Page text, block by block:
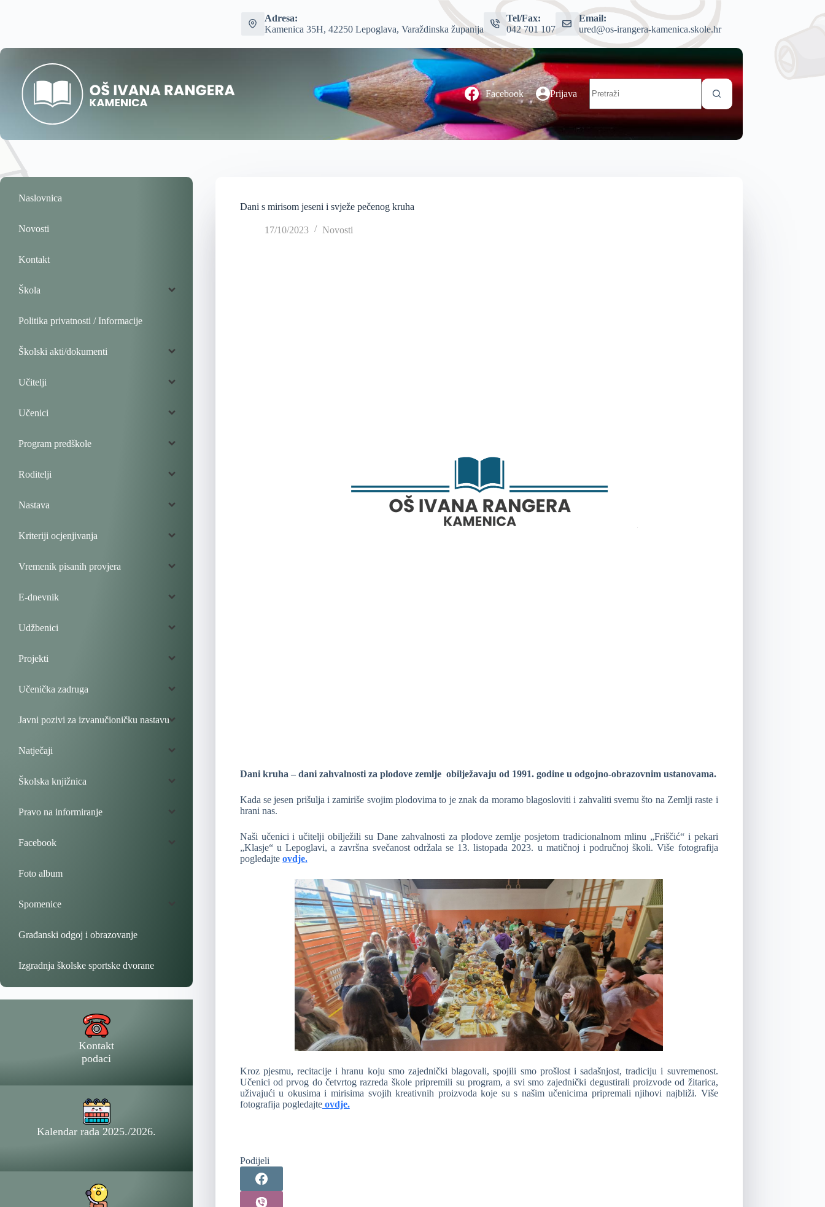
Adresa:
Kamenica 35H, 42250 Lepoglava, Varaždinska županija
Tel/Fax:
042 701 107
Email:
ured@os-irangera-kamenica.skole.hr
Facebook Prijava
Dani s mirisom jeseni i svježe pečenog kruha
17/10/2023 Novosti
Dani kruha – dani zahvalnosti za plodove zemlje obilježavaju od 1991. godine u odgojno-obrazovnim ustanovama.
Kada se jesen prišulja i zamiriše svojim plodovima to je znak da moramo blagosloviti i zahvaliti svemu što na Zemlji raste i
hrani nas.
Naši učenici i učitelji obilježili su Dane zahvalnosti za plodove zemlje posjetom tradicionalnom mlinu „Friščić“ i pekari
„Klasje“ u Lepoglavi, a završna svečanost održala se 13. listopada 2023. u matičnoj i područnoj školi. Više fotografija
pogledajte ovdje.
Kroz pjesmu, recitacije i hranu koju smo zajednički blagovali, spojili smo prošlost i sadašnjost, tradiciju i suvremenost.
Učenici od prvog do četvrtog razreda škole pripremili su program, a svi smo zajednički degustirali proizvode od žitarica,
uživajući u okusima i mirisima svojih kreativnih proizvoda koje su s našim učenicima pripremali njihovi najbliži. Više
fotografija pogledajteovdje.
Podijeli
Naslovnica
Novosti
Kontakt
Škola
Politika privatnosti / Informacije
Školski akti/dokumenti
Učitelji
Učenici
Program predškole
Roditelji
Nastava
Kriteriji ocjenjivanja
Vremenik pisanih provjera
E-dnevnik
Udžbenici
Projekti
Učenička zadruga
Javni pozivi za izvanučioničku nastavu
Natječaji
Školska knjižnica
Pravo na informiranje
Facebook
Foto album
Spomenice
Građanski odgoj i obrazovanje
Izgradnja školske sportske dvorane
Kontakt
podaci
Kalendar rada 2025./2026.